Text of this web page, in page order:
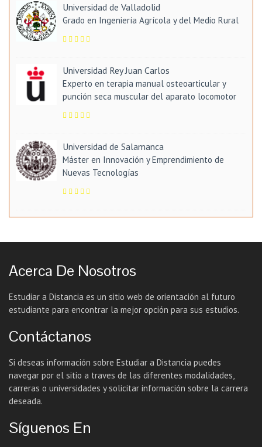
Universidad de Valladolid
Grado en Ingeniería Agrícola y del Medio Rural
Universidad Rey Juan Carlos
Experto en terapia manual osteoarticular y
punción seca muscular del aparato locomotor
Universidad de Salamanca
Máster en Innovación y Emprendimiento de
Nuevas Tecnologías
Acerca De Nosotros
Estudiar a Distancia es un sitio web de orientación al futuro
estudiante para encontrar la mejor opción para sus estudios.
Contáctanos
Si deseas información sobre Estudiar a Distancia puedes
navegar por el sitio a traves de las diferentes modalidades,
carreras o universidades y solicitar información sobre la carrera
deseada.
Síguenos En